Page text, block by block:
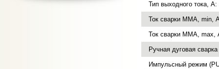
Тип выходного тока, А:
Ток сварки MMA, min,
Ток сварки MMA, max,
Ручная дуговая
Импульсный режим